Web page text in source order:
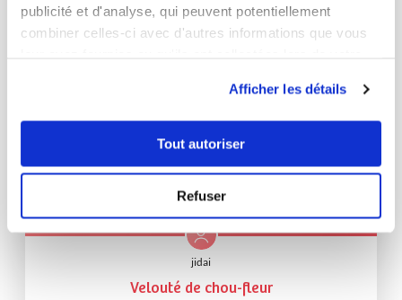
publicité et d'analyse, qui peuvent potentiellement
combiner celles-ci avec d'autres informations que vous
Afficher les détails
Tout autoriser
Refuser
jidai
Velouté de chou-fleur